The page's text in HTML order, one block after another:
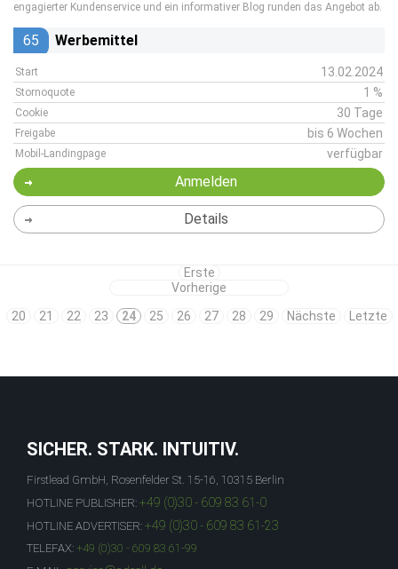
engagierter Kundenservice und ein informativer Blog runden das Angebot ab.
65 Werbemittel
Start 13.02.2024
Stornoquote 1 %
Cookie 30 Tage
Freigabe bis 6 Wochen
Mobil-Landingpage verfügbar
Anmelden
Details
Erste
Vorherige
20
21 22 23 24 25 26 27 28 29 Nächste Letzte
SICHER. STARK. INTUITIV.
Firstlead GmbH, Rosenfelder St. 15-16, 10315 Berlin
HOTLINE PUBLISHER: +49 (0)30 - 609 83 61-0
HOTLINE ADVERTISER: +49 (0)30 - 609 83 61-23
TELEFAX: +49 (0)30 - 609 83 61-99